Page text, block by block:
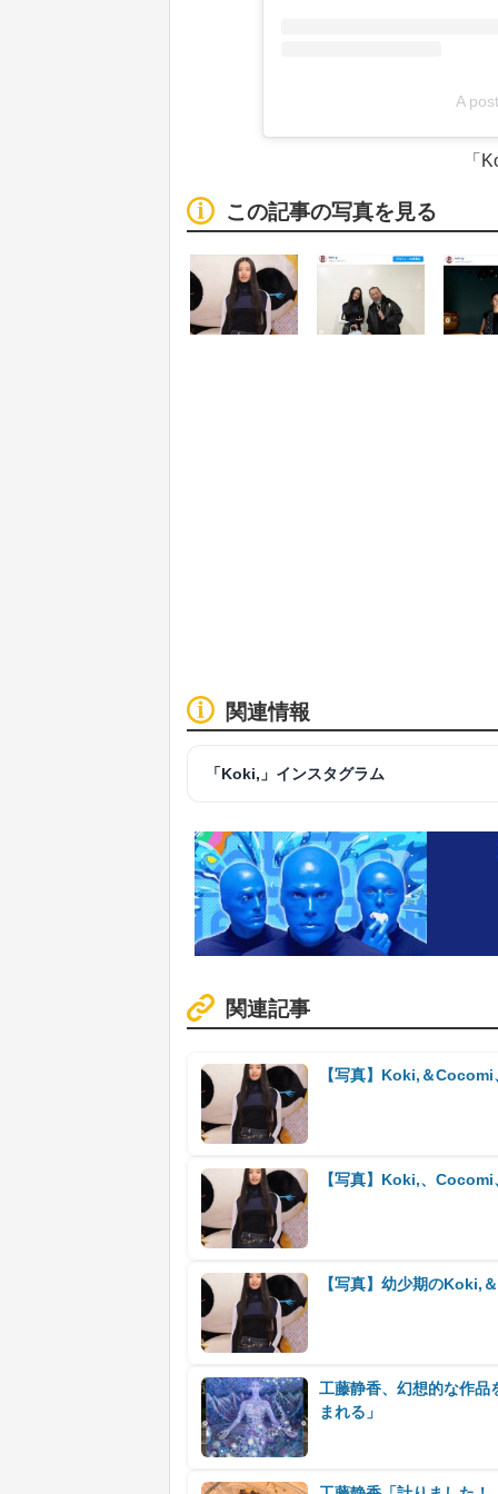
A
「
この記事の写真を見る
関連情報
「Koki,」インスタグラム
関連記事
【写真】Koki,＆
【写真】Koki,、
【写真】幼少期のKoki,
工藤静香、幻想的な作
まれる」